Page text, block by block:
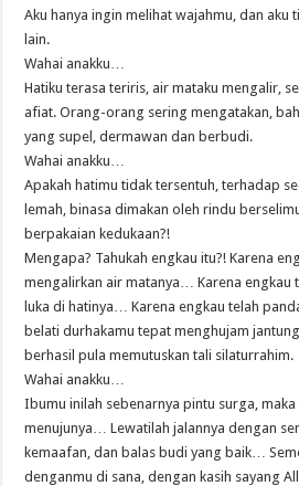
Aku hanya ingin melihat wajahmu, dan aku
lain.
Wahai anakku…
Hatiku terasa teriris, air mataku mengalir,
afiat. Orang-orang sering mengatakan,
yang supel, dermawan dan berbudi.
Wahai anakku…
Apakah hatimu tidak tersentuh, terhadap
lemah, binasa dimakan oleh rindu
berpakaian kedukaan?!
Mengapa? Tahukah engkau itu?! Karena
mengalirkan air matanya… Karena engkau
luka di hatinya… Karena engkau telah
belati durhakamu tepat menghujam
berhasil pula memutuskan tali silaturrahim.
Wahai anakku…
Ibumu inilah sebenarnya pintu surga,
menujunya… Lewatilah jalannya dengan
kemaafan, dan balas budi yang baik…
denganmu di sana, dengan kasih sayang